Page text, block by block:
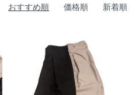
おすすめ順 価格順 新着順